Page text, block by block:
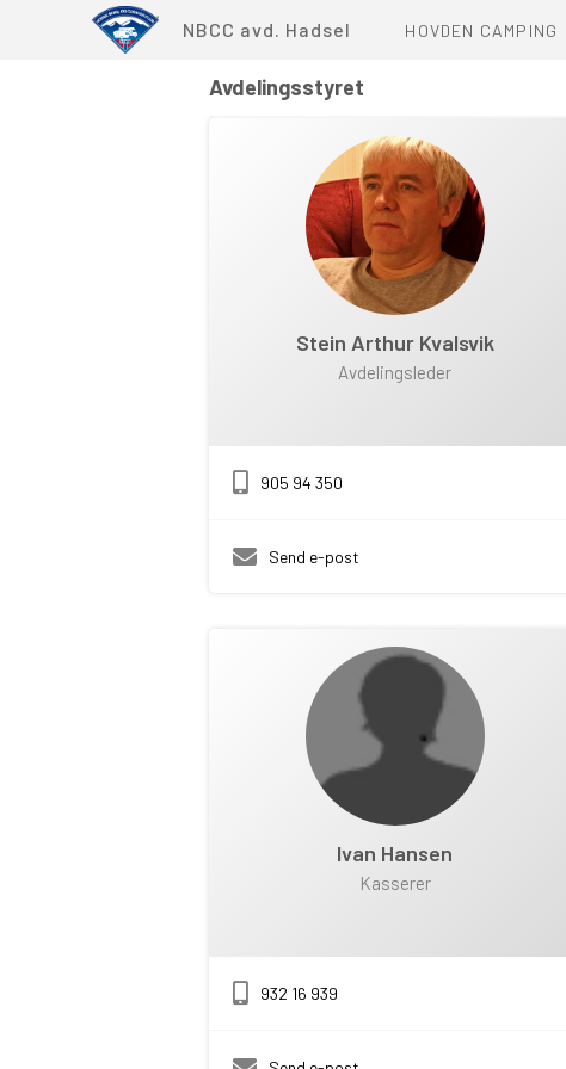
NBCC avd. Hadsel HOVDEN CAMPING
VEDTEKTER OG
PLASSKOMITE
KART
BRANNINNSTRUKS
Avdelingsstyret
Stein Arthur Kvalsvik
Avdelingsleder
905 94 350
Send e-post
Ivan Hansen
Kasserer
932 16 939